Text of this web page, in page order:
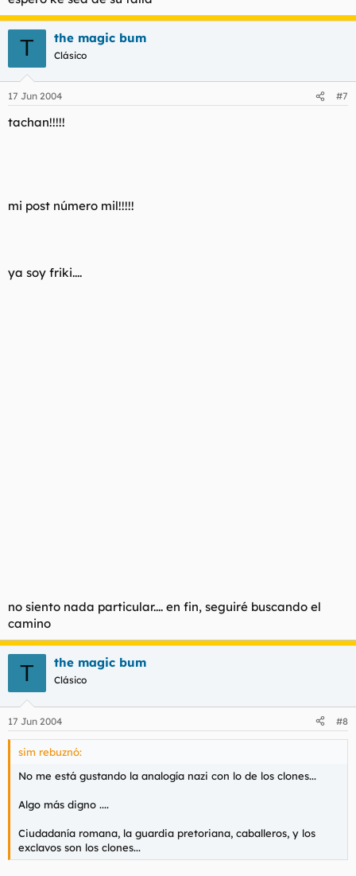
T the magic bum
Clásico
17 Jun 2004 #7
tachan!!!!!
mi post número mil!!!!!
ya soy friki....
no siento nada particular.... en fin, seguiré buscando el
camino
T the magic bum
Clásico
17 Jun 2004 #8
sim rebuznó:
No me está gustando la analogía nazi con lo de los clones...
Algo más digno ....
Ciudadanía romana, la guardia pretoriana, caballeros, y los
exclavos son los clones...